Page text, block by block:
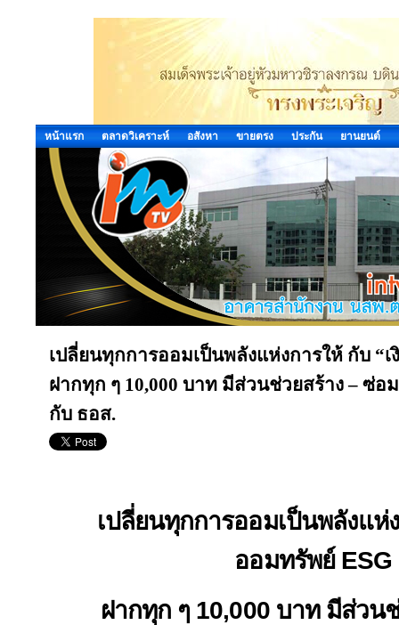
หน้าแรก ตลาดวิเคราะห์ อสังหา ขายตรง ประกัน ยานยนต์
เปลี่ยนทุกการออมเป็นพลังแห่งการให้ กับ “
ฝากทุก ๆ 10,000 บาท มีส่วนช่วยสร้าง – ซ่
กับ ธอส.
เปลี่ยนทุกการออมเป็นพลังแห่
ออมทรัพย์
ฝากทุก ๆ 10,000 บาท มีส่วน